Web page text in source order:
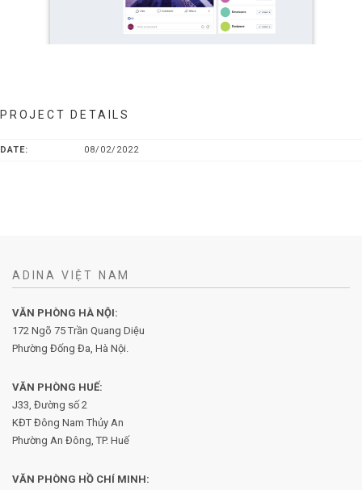
PROJECT DETAILS
DATE: 08/02/2022
ADINA VIỆT NAM
VĂN PHÒNG HÀ NỘI:
172 Ngõ 75 Trần Quang Diệu
Phường Đống Đa, Hà Nội.
VĂN PHÒNG HUẾ:
J33, Đường số 2
KĐT Đông Nam Thủy An
Phường An Đông, TP. Huế
VĂN PHÒNG HỒ CHÍ MINH: